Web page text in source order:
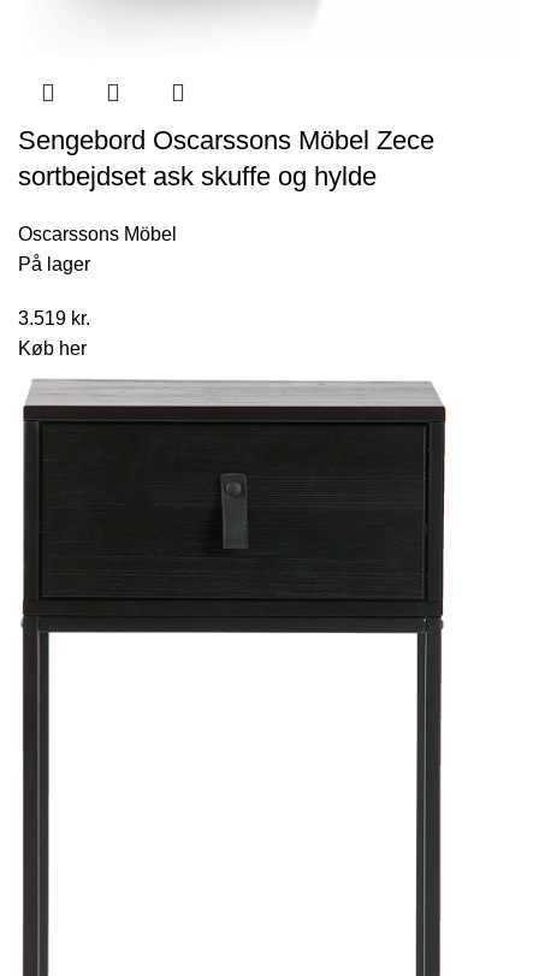
Sengebord Oscarssons Möbel Zece
sortbejdset ask skuffe og hylde
Oscarssons Möbel
På lager
3.519 kr.
Køb her